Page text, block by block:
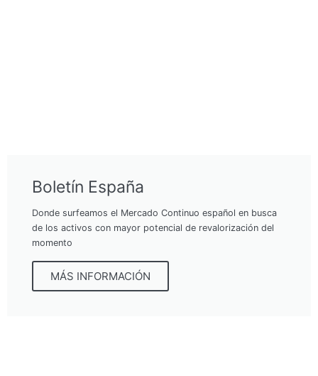
Boletín España
Donde surfeamos el Mercado Continuo español en busca
de los activos con mayor potencial de revalorización del
momento
MÁS INFORMACIÓN